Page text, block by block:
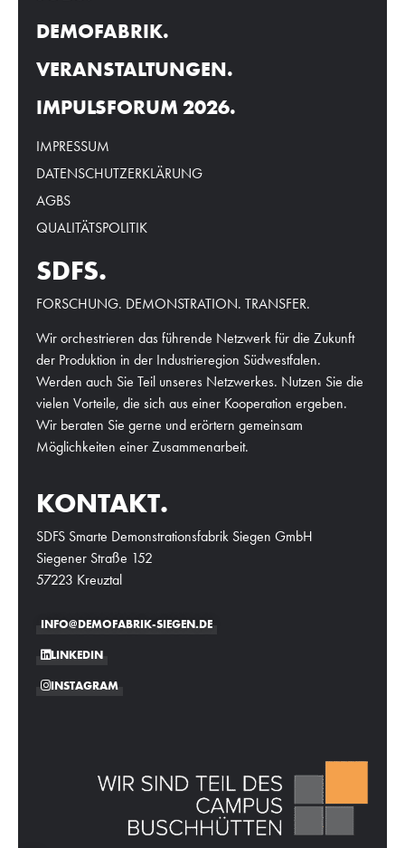
DEMOFABRIK.
VERANSTALTUNGEN.
IMPULSFORUM 2026.
IMPRESSUM
DATENSCHUTZERKLÄRUNG
AGBS
QUALITÄTSPOLITIK
SDFS.
FORSCHUNG. DEMONSTRATION. TRANSFER.
Wir orchestrieren das führende Netzwerk für die Zukunft
der Produktion in der Industrieregion Südwestfalen.
Werden auch Sie Teil unseres Netzwerkes. Nutzen Sie die
vielen Vorteile, die sich aus einer Kooperation ergeben.
Wir beraten Sie gerne und erörtern gemeinsam
Möglichkeiten einer Zusammenarbeit.
KONTAKT.
SDFS Smarte Demonstrationsfabrik Siegen GmbH
Siegener Straße 152
57223 Kreuztal
INFO@DEMOFABRIK-SIEGEN.DE
LINKEDIN
INSTAGRAM